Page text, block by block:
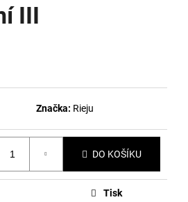
III
Značka: Rieju
DO KOŠÍKU
Tisk